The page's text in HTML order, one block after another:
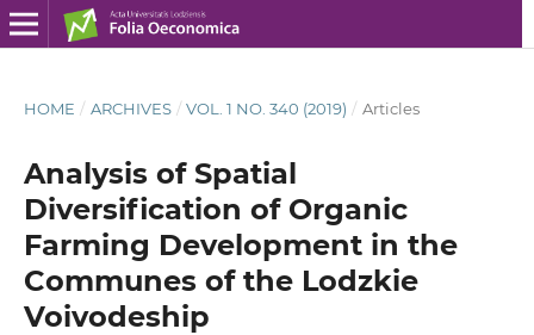
HOME / ARCHIVES / VOL. 1 NO. 340 (2019) / Articles
Analysis of Spatial
Diversification of Organic
Farming Development in the
Communes of the Lodzkie
Voivodeship